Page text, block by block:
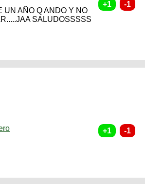
UN AÑO Q ANDO Y NO
SALUDOSSSSS